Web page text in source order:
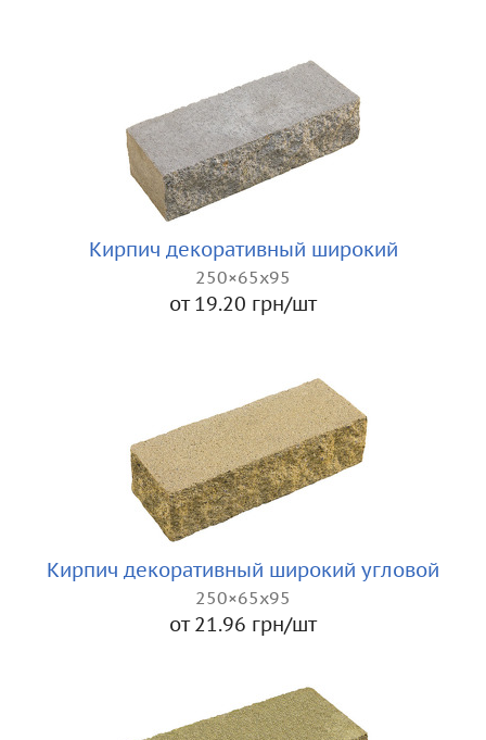
Кирпич декоративный широкий
250×65x95
от 19.20 грн/шт
Кирпич декоративный широкий угловой
250×65x95
от 21.96 грн/шт